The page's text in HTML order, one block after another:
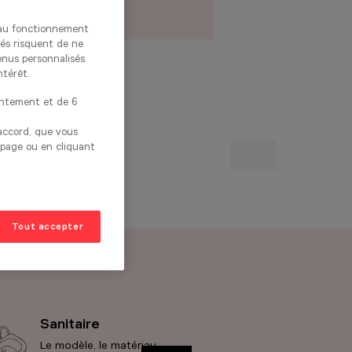
Sanitaire
Le modèle, le matériau
fonctionnement
risquent de ne
personnalisés.
et de 6
que vous
ou en cliquant
Tout accepter